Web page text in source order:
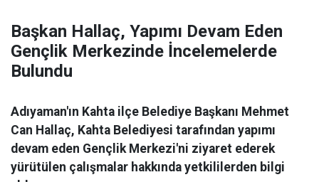
Başkan Hallaç, Yapımı Devam Eden
Gençlik Merkezinde İncelemelerde
Bulundu
Adıyaman'ın Kahta ilçe Belediye Başkanı Mehmet
Can Hallaç, Kahta Belediyesi tarafından yapımı
devam eden Gençlik Merkezi'ni ziyaret ederek
yürütülen çalışmalar hakkında yetkililerden bilgi